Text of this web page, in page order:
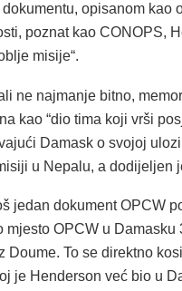
dokumentu, opisanom kao
poznat kao CONOPS,
misije“.
ne najmanje bitno,
kao “dio tima koji vrši
Damask o svojoj
u Nepalu, a dodijeljen
jedan dokument OPCW
mjesto OPCW u
Doume. To se direktno
je Henderson već bio u